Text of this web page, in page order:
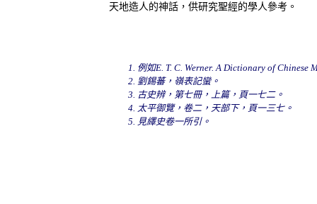
天地造人的神話，供研究聖經的學人參考。
例如E. T. C. Werner. A Dictionary of Chinese
劉錫蕃，嶺表記蠻。
古史辨，第七冊，上篇，頁一七二。
太平御覽，卷二，天部下，頁一三七。
見繹史卷一所引。